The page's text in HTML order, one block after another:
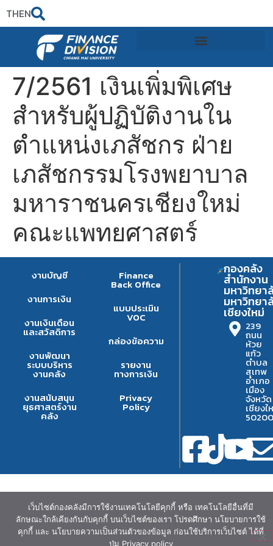
THEN
7/2561 เงินเพิ่มพิเศษ
สำหรับผู้ปฏิบัติงานใน
ตำแหน่งเภสัชกร ฝ่าย
เภสัชกรรมโรงพยาบาล
มหาราชนครเชียงใหม่
คณะแพทยศาสตร์
งานบัญชี
งานการเงิน
งานเงินเดือน
และสวัสดิการ
งานพัฒนา
ระบบบริหาร
งานคลัง
งานสนับสนุน
ยุธศาสตร์งาน
คลัง
Finance
Back Office
แบบประเมิน
VOC
กล่องข้อความ
รายงาน
ทางการเงิน
Privacy
Policy
กองคลัง
สำนักงาน
มหาวิทยา
มหาวิทยา
เชียงใหม่
239
ถนน
ห้วย
แก้ว
ตำบล
สุเทพ
อำเภอ
เมือง
จังหวัด
เชียงใ
50200
เว็บไซต์กองคลังมีการใช้งานเทคโนโลยีคุกกี้ หรือ เทคโนโลยีอื่นที่มี
ลักษณะใกล้เคียงกันกับคุกกี้ บนเว็บไซต์ของเรา โปรดศึกษา นโยบายการใช้
คุกกี้ และ นโยบายความเป็นส่วนตัวของข้อมูล ก่อนใช้บริการเว็บไซต์ ได้ที่
ปุ่ม Privacy policy